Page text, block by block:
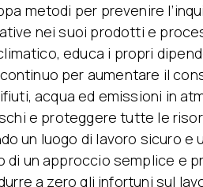
metodi per prevenire
nei suoi prodotti e
educa i propri
per aumentare il
acqua ed emissioni in
e proteggere tutte le
un luogo di lavoro sicuro e
di un approccio semplice e
a zero gli infortuni sul